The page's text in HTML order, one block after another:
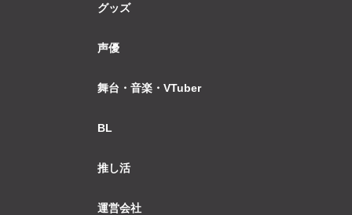
グッズ
声優
舞台・音楽・VTuber
BL
推し活
運営会社